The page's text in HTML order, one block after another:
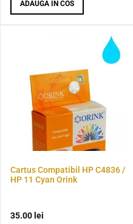
ADAUGA IN COS
Cartus Compatibil HP C4836 /
HP 11 Cyan Orink
35.00 lei